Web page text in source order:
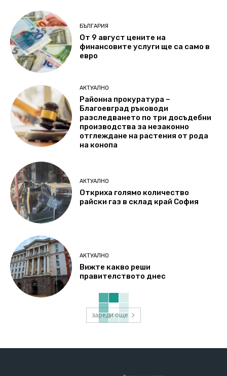
БЪЛГАРИЯ
От 9 август цените на
финансовите услуги ще са само в
евро
АКТУАЛНО
Районна прокуратура –
Благоевград ръководи
разследването по три досъдебни
производства за незаконно
отглеждане на растения от рода
на конопа
АКТУАЛНО
Откриха голямо количество
райски газ в склад край София
АКТУАЛНО
Вижте какво реши
правителството днес
зареди още